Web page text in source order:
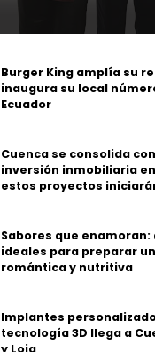
Burger King amplía su
inaugura su local
Ecuador
Cuenca se consolida
inversión inmobiliaria
estos proyectos
Sabores que
ideales para preparar
romántica y nutritiva
Implantes
tecnología 3D llega a
y Loja